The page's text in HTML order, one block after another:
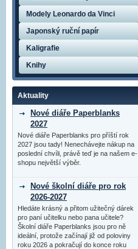
Modely Leonardo da Vinci
Japonský ruční papír
Kaligrafie
Knihy
Aktuality
Nové diáře Paperblanks
2027
Nové diáře Paperblanks pro příští rok
2027 jsou tady! Nenechávejte nákup na
poslední chvíli, právě teď je na našem e-
shopu největší výběr.
Nové školní diáře pro rok
2026-2027
Hledáte krásný a přitom užitečný dárek
pro paní učitelku nebo pana učitele?
Školní diáře Paperblanks jsou pro ně
ideální, protože začínají již od poloviny
roku 2026 a pokračují do konce roku